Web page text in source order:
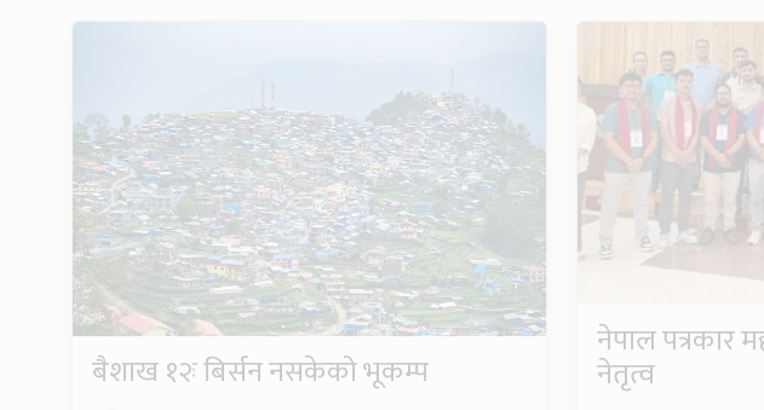
बैशाख १२ः बिर्सन नसकेको भूकम्प
नेपाल पत्रकार
नेतृत्व